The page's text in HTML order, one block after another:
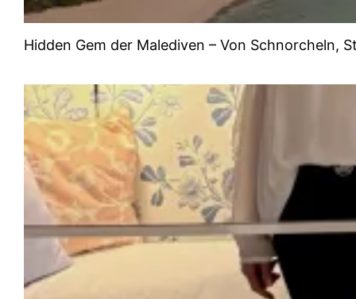
Hidden Gem der Malediven – Von Schnorcheln,